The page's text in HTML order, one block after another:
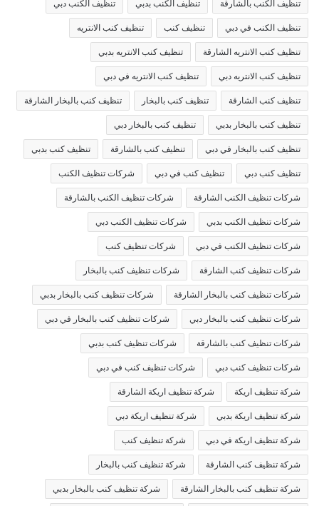
تنظيف الكنب بالشارقة تنظيف الكنب بدبي تنظيف الكنب دبي
تنظيف الكنب في دبي تنظيف كنب تنظيف كنب الانتريه
تنظيف كنب الانتريه الشارقة تنظيف كنب الانتريه بدبي
تنظيف كنب الانتريه دبي تنظيف كنب الانتريه في دبي
تنظيف كنب الشارقة تنظيف كنب بالبخار تنظيف كنب بالبخار الشارقة
تنظيف كنب بالبخار بدبي تنظيف كنب بالبخار دبي
تنظيف كنب بالبخار في دبي تنظيف كنب بالشارقة تنظيف كنب بدبي
تنظيف كنب دبي تنظيف كنب في دبي شركات تنظيف الكنب
شركات تنظيف الكنب الشارقة شركات تنظيف الكنب بالشارقة
شركات تنظيف الكنب بدبي شركات تنظيف الكنب دبي
شركات تنظيف الكنب في دبي شركات تنظيف كنب
شركات تنظيف كنب الشارقة شركات تنظيف كنب بالبخار
شركات تنظيف كنب بالبخار الشارقة شركات تنظيف كنب بالبخار بدبي
شركات تنظيف كنب بالبخار دبي شركات تنظيف كنب بالبخار في دبي
شركات تنظيف كنب بالشارقة شركات تنظيف كنب بدبي
شركات تنظيف كنب دبي شركات تنظيف كنب في دبي
شركة تنظيف اريكة شركة تنظيف اريكة الشارقة
شركة تنظيف اريكة بدبي شركة تنظيف اريكة دبي
شركة تنظيف اريكة في دبي شركة تنظيف كنب
شركة تنظيف كنب الشارقة شركة تنظيف كنب بالبخار
شركة تنظيف كنب بالبخار الشارقة شركة تنظيف كنب بالبخار بدبي